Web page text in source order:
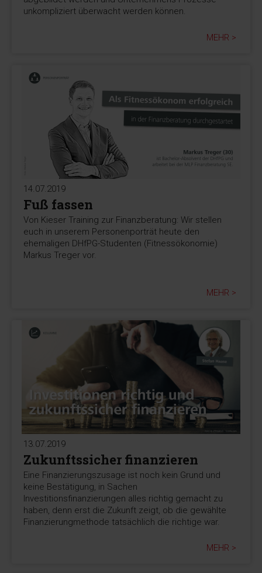
unkompliziert überwacht werden können.
MEHR >
14.07.2019
Fuß fassen
Von Kieser Training zur Finanzberatung: Wir stellen
euch in unserem Personenporträt heute den
ehemaligen DHfPG-Studenten (Fitnessökonomie)
Markus Treger vor.
MEHR >
13.07.2019
Zukunftssicher finanzieren
Eine Finanzierungszusage ist noch kein Grund und
keine Bestätigung, in Sachen
Investitionsfinanzierungen alles richtig gemacht zu
haben, denn erst die Zukunft zeigt, ob die gewählte
Finanzierungmethode tatsächlich die richtige war.
MEHR >